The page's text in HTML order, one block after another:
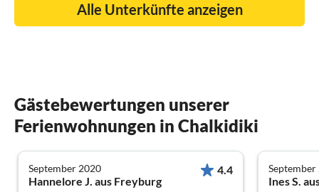
Alle Unterkünfte anzeigen
Gästebewertungen unserer
Ferienwohnungen in Chalkidiki
September 2020
Hannelore J. aus Freyburg
4.4 September
Ines S.